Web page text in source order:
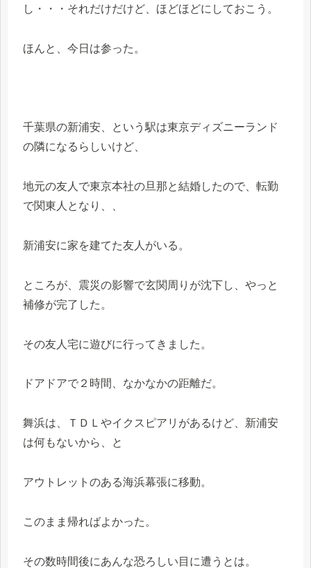
し・・・それだけだけど、ほどほどにしておこう。
ほんと、今日は参った。
千葉県の新浦安、という駅は東京ディズニーランド
の隣になるらしいけど、
地元の友人で東京本社の旦那と結婚したので、転勤
で関東人となり、、
新浦安に家を建てた友人がいる。
ところが、震災の影響で玄関周りが沈下し、やっと
補修が完了した。
その友人宅に遊びに行ってきました。
ドアドアで２時間、なかなかの距離だ。
舞浜は、ＴＤＬやイクスピアリがあるけど、新浦安
は何もないから、と
アウトレットのある海浜幕張に移動。
このまま帰ればよかった。
その数時間後にあんな恐ろしい目に遭うとは。